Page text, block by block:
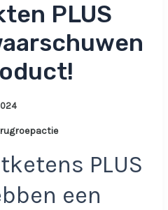
PLUS
PLUS
een